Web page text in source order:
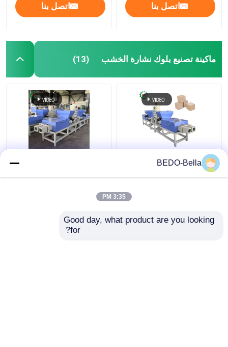
اتصل بنا اتصل بنا
ماكينة تصنيع بلوك نشارة الخشب (13)
آلة تصنيع الكتل الأوروبية
للخردة المضغوطة
380 فولت آلة صناعة قطع
BEDO-Bella
3:35 PM
Good day, what product are you looking
for?